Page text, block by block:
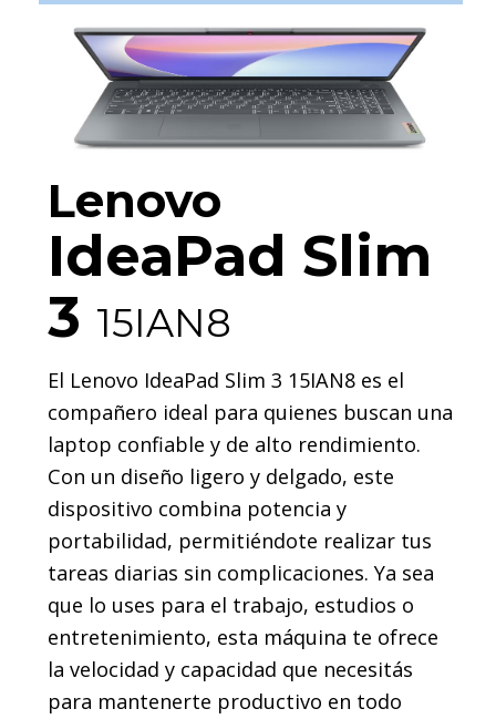
Lenovo
IdeaPad Slim
3 15IAN8
El Lenovo IdeaPad Slim 3 15IAN8 es el
compañero ideal para quienes buscan una
laptop confiable y de alto rendimiento.
Con un diseño ligero y delgado, este
dispositivo combina potencia y
portabilidad, permitiéndote realizar tus
tareas diarias sin complicaciones. Ya sea
que lo uses para el trabajo, estudios o
entretenimiento, esta máquina te ofrece
la velocidad y capacidad que necesitás
para mantenerte productivo en todo